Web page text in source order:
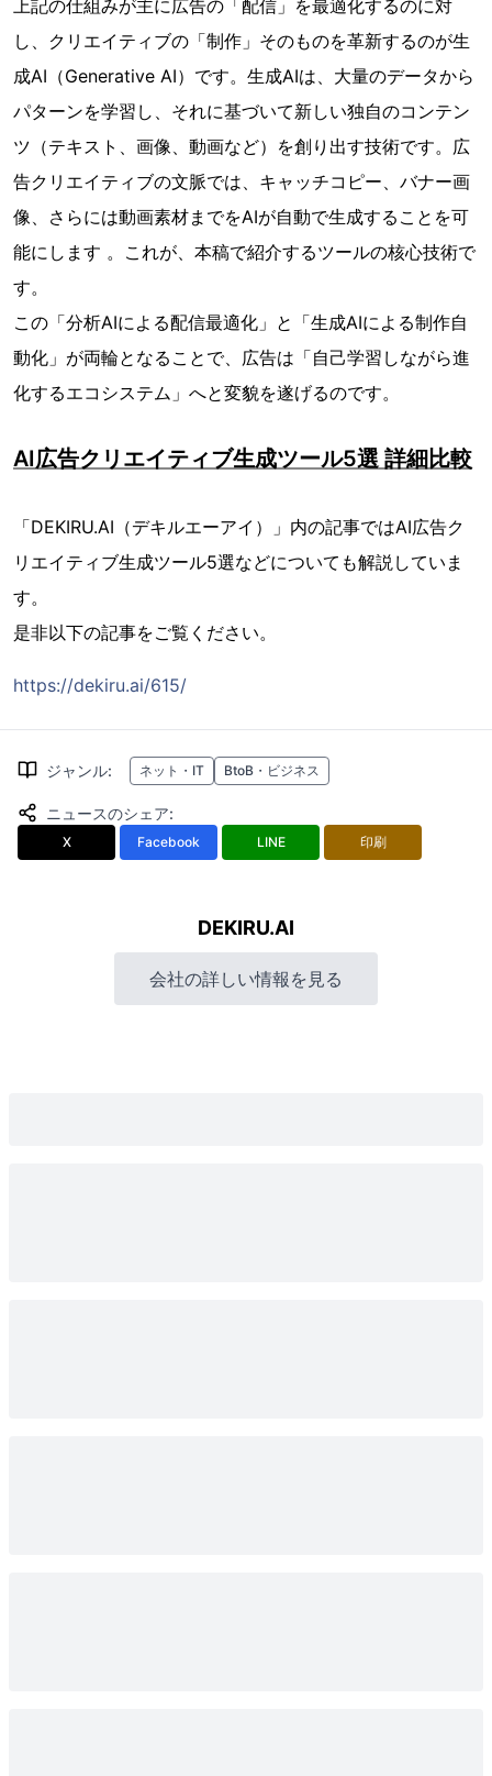
上記の仕組みが主に広告の「配信」を最適化するのに対
し、クリエイティブの「制作」そのものを革新するのが生
成AI（Generative AI）です。生成AIは、大量のデータから
パターンを学習し、それに基づいて新しい独自のコンテン
ツ（テキスト、画像、動画など）を創り出す技術です。広
告クリエイティブの文脈では、キャッチコピー、バナー画
像、さらには動画素材までをAIが自動で生成することを可
能にします 。これが、本稿で紹介するツールの核心技術で
す。
この「分析AIによる配信最適化」と「生成AIによる制作自
動化」が両輪となることで、広告は「自己学習しながら進
化するエコシステム」へと変貌を遂げるのです。
AI広告クリエイティブ生成ツール5選 詳細比較
「DEKIRU.AI（デキルエーアイ）」内の記事ではAI広告ク
リエイティブ生成ツール5選などについても解説していま
す。
是非以下の記事をご覧ください。
https://dekiru.ai/615/
ジャンル: ネット・IT BtoB・ビジネス
ニュースのシェア:
X Facebook LINE 印刷
DEKIRU.AI
会社の詳しい情報を見る